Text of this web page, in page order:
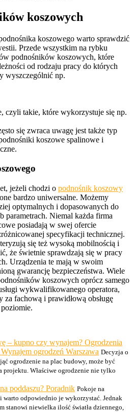
koszowych
koszowego warto sprawdzić
Przede wszystkim na rybku
podnośników koszowych, które
od rodzaju pracy do których
wyszczególnić np.
czyli takie, które wykorzystuje się np.
się zwraca uwagę jest także typ
koszowe spalinowe i
jeżeli chodzi o podnośnik koszowy
bardzo uniwersalne. Możemy
optymalnych i dopasowanych do
parametrach. Niemal każda firma
posiadają w swej ofercie
specyfikacji technicznej.
się też wysoką mobilnością i
że świetnie sprawdzają się w pracy
Urządzenia te mają w swoim
gwarancję bezpieczeństwa. Wiele
koszowych oprócz samego
wykwalifikowanego operatora,
fachową i prawidłową obsługę
– kupno czy wynajem? Ogrodzenia
ogrodzeń Warszawa Decyzja o
ogrodzenie na plac budowy, może być
projektu. Właściwe ogrodzenie nie tylko
poddaszu? Poradnik Pokoje na
warto odpowiednio je wykorzystać. Jednak
stanowi niewielka ilość światła dziennego,